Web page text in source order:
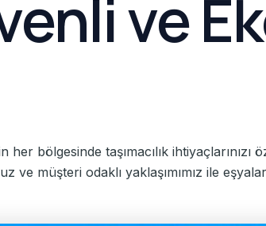
ve
bölgesinde taşımacılık
müşteri odaklı yaklaşımımız ile